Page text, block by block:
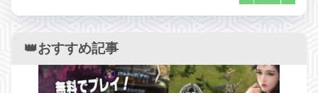
👑おすすめ記事